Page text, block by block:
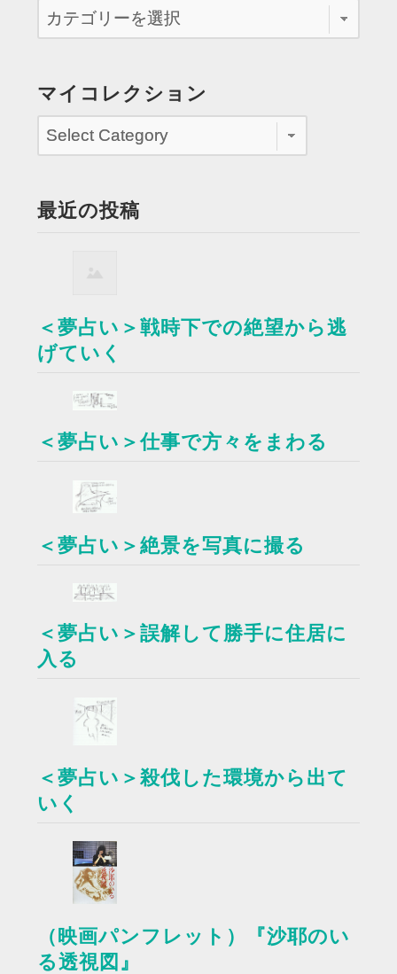
マイコレクション
最近の投稿
＜夢占い＞戦時下での絶望から逃
げていく
＜夢占い＞仕事で方々をまわる
＜夢占い＞絶景を写真に撮る
＜夢占い＞誤解して勝手に住居に
入る
＜夢占い＞殺伐した環境から出て
いく
（映画パンフレット）『沙耶のい
る透視図』